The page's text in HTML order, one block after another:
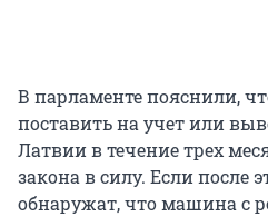
В парламенте пояснили,
поставить на учет или
Латвии в течение трех
закона в силу. Если после
обнаружат, что машина с